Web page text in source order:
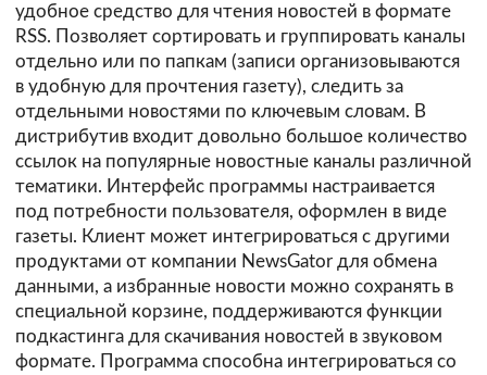
удобное средство для чтения новостей в формате
RSS. Позволяет сортировать и группировать каналы
отдельно или по папкам (записи организовываются
в удобную для прочтения газету), следить за
отдельными новостями по ключевым словам. В
дистрибутив входит довольно большое количество
ссылок на популярные новостные каналы различной
тематики. Интерфейс программы настраивается
под потребности пользователя, оформлен в виде
газеты. Клиент может интегрироваться с другими
продуктами от компании NewsGator для обмена
данными, а избранные новости можно сохранять в
специальной корзине, поддерживаются функции
подкастинга для скачивания новостей в звуковом
формате. Программа способна интегрироваться со